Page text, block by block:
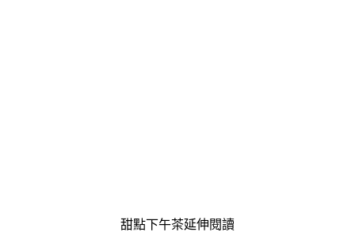
甜點下午茶延伸閱讀